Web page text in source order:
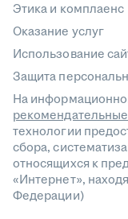
Этика и комплаенс
Оказание услуг
Использование
Защита
На
технологии
сбора,
относящихся к
«Интернет»,
Федерации)